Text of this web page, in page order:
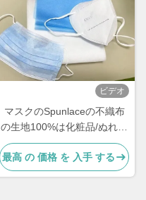
ビデオ
マスクのSpunlaceの不織布
の生地100%は化粧品/ぬれた
ティッシュのための繊維材料
を変更しました
最高 の 価格 を 入手 する